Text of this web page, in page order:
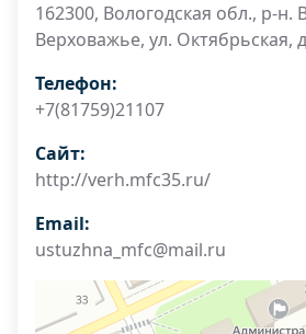
162300, Вологодская обл., р-н.
Верховажье, ул. Октябрьская,
Телефон:
+7(81759)21107
Сайт:
http://verh.mfc35.ru/
Email:
ustuzhna_mfc@mail.ru